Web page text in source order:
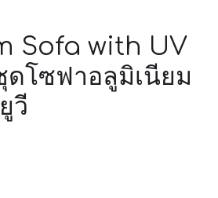
Sofa with UV
โซฟาอลูมิเนียม
วี